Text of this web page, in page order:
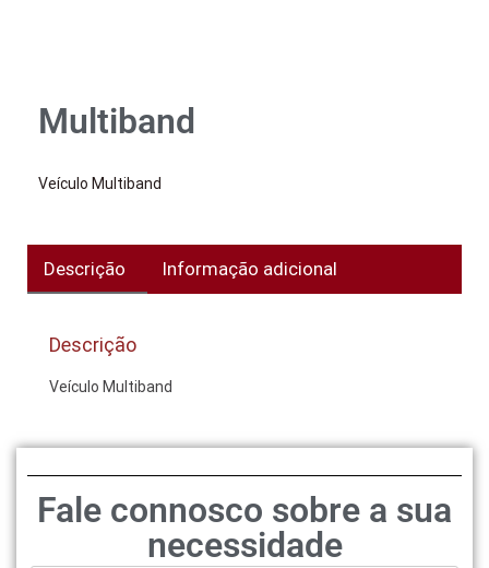
Multiband
Veículo Multiband
Descrição Informação adicional
Descrição
Veículo Multiband
Fale connosco sobre a sua
necessidade